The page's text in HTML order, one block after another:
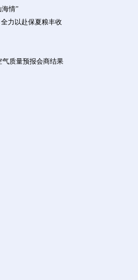
海情”
力以赴保夏粮丰收
气质量预报会商结果